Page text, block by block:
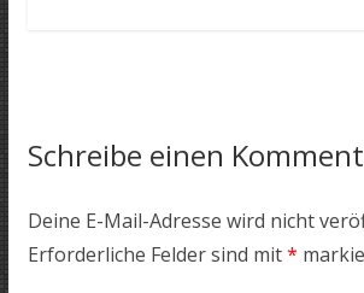
Schreibe einen
Deine E-Mail-Adresse wird nicht
Erforderliche Felder sind mit*